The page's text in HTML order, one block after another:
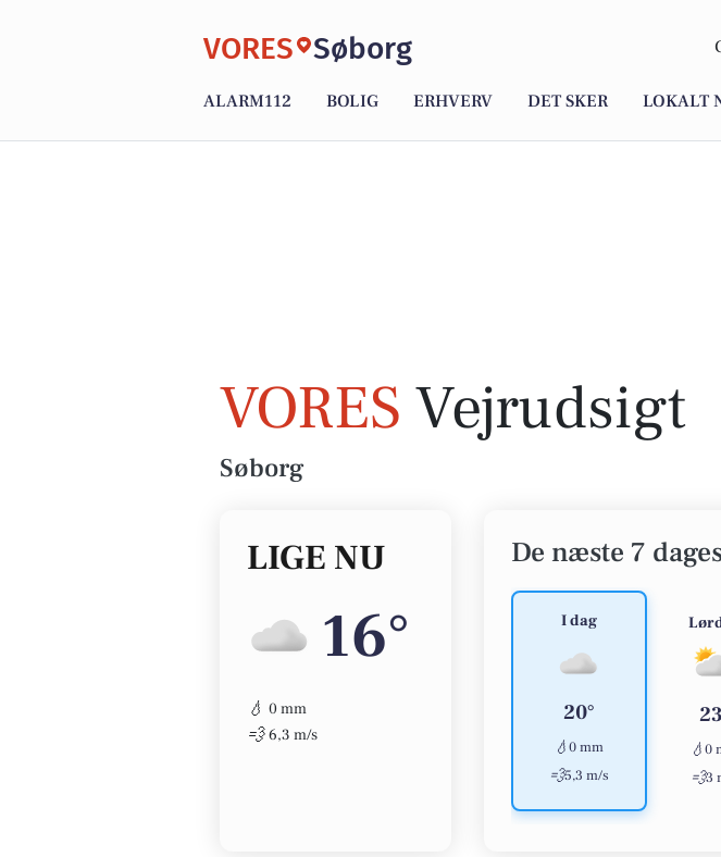
VORES Søborg
ALARM112 BOLIG ERHVERV DET SKER LOKALT
VORES Vejrudsigt
Søborg
LIGE NU
16°
💧 0 mm
💨 6,3 m/s
De næste 7
I dag
20°
💧0 mm
💨5,3 m/s
💧0
💨3